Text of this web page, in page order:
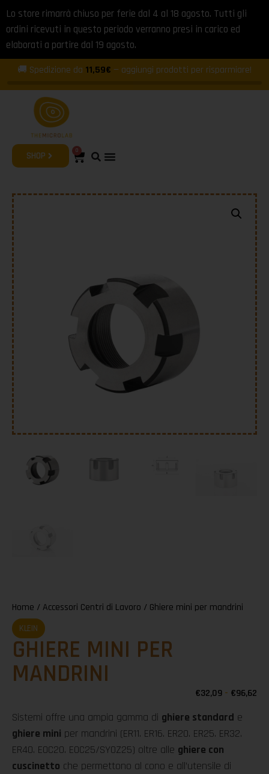
Lo store rimarrà chiuso per ferie dal 4 al 18 agosto. Tutti gli
ordini ricevuti in questo periodo verranno presi in carico ed
elaborati a partire dal 19 agosto.
🚚 Spedizione da 11,59€ — aggiungi prodotti per risparmiare!
SHOP 0
Home / Accessori Centri di Lavoro / Ghiere mini per mandrini
KLEIN
GHIERE MINI PER
MANDRINI
€32,09 - €96,62
Sistemi offre una ampia gamma di ghiere standard e
ghiere mini per mandrini (ER11. ER16. ER20. ER25. ER32.
ER40. EOC20. EOC25/SYOZ25) oltre alle ghiere con
cuscinetto che permettono al cono e all’utensile di